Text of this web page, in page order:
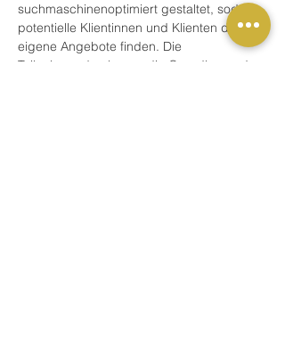
suchmaschinenoptimiert gestaltet, sodass
potentielle Klientinnen und Klienten das
eigene Angebote finden. Die
Teilnehmenden lernen die Grundlagen der